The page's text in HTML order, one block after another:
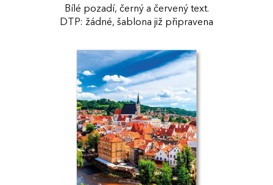
Bílé pozadí, černý a červený text.
DTP: žádné, šablona již připravena